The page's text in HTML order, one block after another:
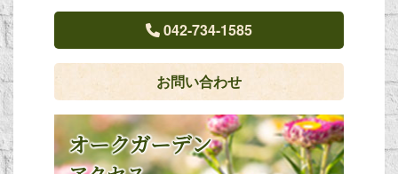
042-734-1585
お問い合わせ
オークガーデン